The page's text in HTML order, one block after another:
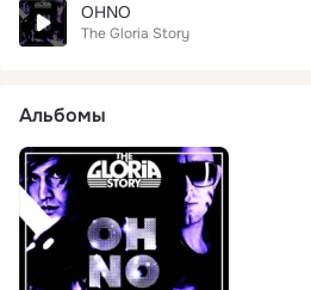
OHNO
The Gloria Story
Альбомы